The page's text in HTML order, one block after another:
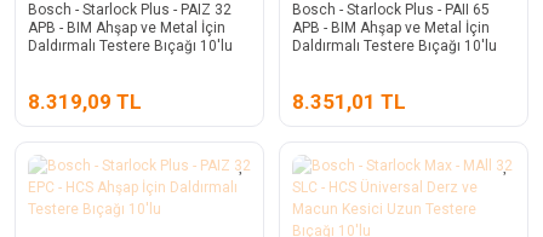
Bosch - Starlock Plus - PAIZ 32
APB - BIM Ahşap ve Metal İçin
Daldırmalı Testere Bıçağı 10'lu
8.319,09 TL
Bosch - Starlock Plus - PAII 65
APB - BIM Ahşap ve Metal İçin
Daldırmalı Testere Bıçağı 10'lu
8.351,01 TL